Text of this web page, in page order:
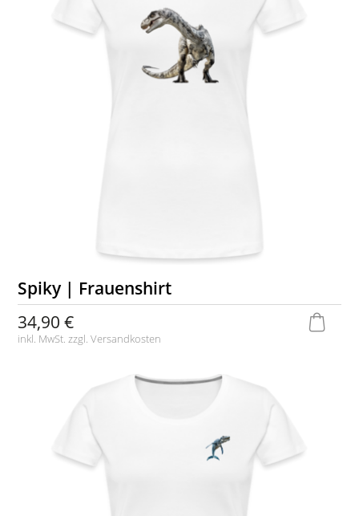
Spiky | Frauenshirt
34,90 €
inkl. MwSt. zzgl.Versandkosten